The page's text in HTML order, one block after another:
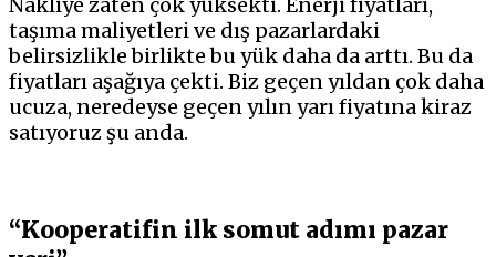
Nakliye zaten çok yüksekti. Enerji fiyatları,
taşıma maliyetleri ve dış pazarlardaki
belirsizlikle birlikte bu yük daha da arttı. Bu da
fiyatları aşağıya çekti. Biz geçen yıldan çok daha
ucuza, neredeyse geçen yılın yarı fiyatına kiraz
satıyoruz şu anda.
“Kooperatifin ilk somut adımı pazar